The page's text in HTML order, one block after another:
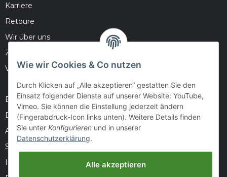
Karriere
Retoure
Wir über uns
Zahlungsmöglichkeiten
Versandinformationen
Barrierefreiheitserklärung
Datenschutz
AGB
Sitemap
Impressum
Wie wir Cookies & Co nutzen
Durch Klicken auf „Alle akzeptieren“ gestatten Sie den
Einsatz folgender Dienste auf unserer Website: YouTube,
Vimeo. Sie können die Einstellung jederzeit ändern
(Fingerabdruck-Icon links unten). Weitere Details finden
Sie unter Konfigurieren und in unserer
Datenschutzerklärung.
Alle akzeptieren